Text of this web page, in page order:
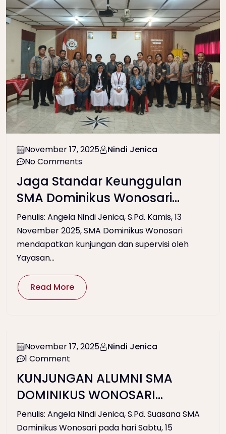
November 17, 2025
Nindi Jenica
No Comments
Jaga Standar Keunggulan
SMA Dominikus Wonosari
Dalam Kunjungan dan
Supervisi Yayasan Santo
Dominikus Kantor Cabang
Yogyakarta
Penulis: Angela Nindi Jenica, S.Pd. Kamis, 13
November 2025, SMA Dominikus Wonosari
mendapatkan kunjungan dan supervisi oleh
Yayasan...
Read More
November 17, 2025
Nindi Jenica
1 Comment
KUNJUNGAN ALUMNI SMA
DOMINIKUS WONOSARI
ERATKAN TALI PERSAUDARAAN
Penulis: Angela Nindi Jenica, S.Pd. Suasana SMA
Dominikus Wonosari pada hari Sabtu, 15